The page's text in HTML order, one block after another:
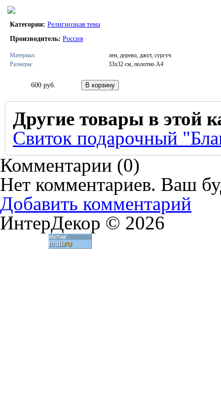
Категории: Религиозная тема
Производитель: Россия
Материал:
лен, дерево, джут, сургуч
Размеры:
33х32 см, полотно А4
600 руб.
Другие товары в этой
Свиток подарочный
Комментарии (0)
Нет комментариев. Ваш
Добавить комментарий
ИнтерДекор © 2026